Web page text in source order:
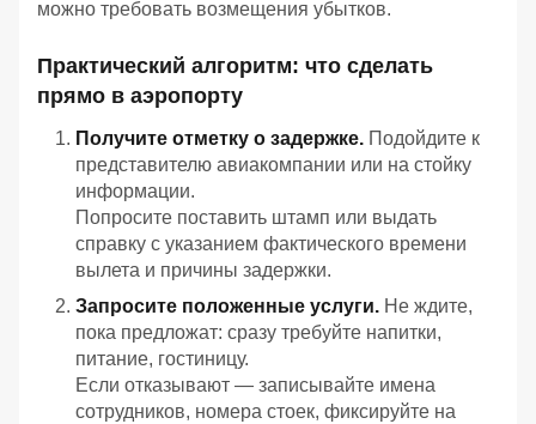
можно требовать возмещения убытков.
Практический алгоритм: что сделать
прямо в аэропорту
Получите отметку о задержке. Подойдите к
представителю авиакомпании или на стойку
информации.
Попросите поставить штамп или выдать
справку с указанием фактического времени
вылета и причины задержки.
Запросите положенные услуги. Не ждите,
пока предложат: сразу требуйте напитки,
питание, гостиницу.
Если отказывают — записывайте имена
сотрудников, номера стоек, фиксируйте на